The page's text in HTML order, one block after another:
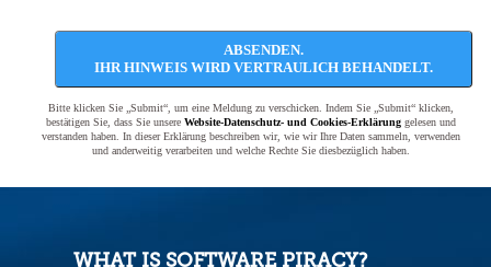
ABSENDEN.
IHR HINWEIS WIRD VERTRAULICH BEHANDELT.
Bitte klicken Sie „Submit“, um eine Meldung zu verschicken. Indem Sie „Submit“ klicken,
bestätigen Sie, dass Sie unsere Website-Datenschutz- und Cookies-Erklärung gelesen und
verstanden haben. In dieser Erklärung beschreiben wir, wie wir Ihre Daten sammeln, verwenden
und anderweitig verarbeiten und welche Rechte Sie diesbezüglich haben.
WHAT IS SOFTWARE PIRACY?